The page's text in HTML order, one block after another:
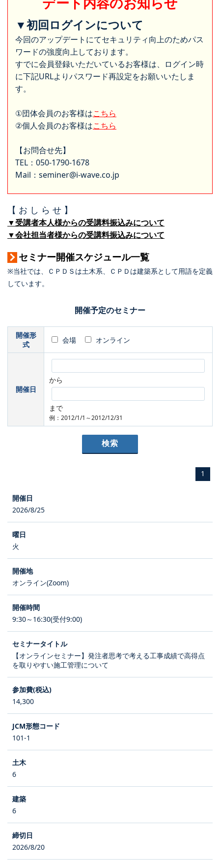
▼初回ログインについて
今回のアップデートにてセキュリティ向上のためパス
ワードの強度向上しております。
すでに会員登録いただいているお客様は、ログイン時
に下記URLよりパスワード再設定をお願いいたしま
す。
①団体会員のお客様はこちら
②個人会員のお客様はこちら
【お問合せ先】
TEL：050-1790-1678
Mail：seminer@i-wave.co.jp
【 お し ら せ 】
▼受講者本人様からの受講料振込みについて
▼会社担当者様からの受講料振込みについて
セミナー開催スケジュール一覧
※当社では、ＣＰＤＳは土木系、ＣＰＤは建築系として用語を定義
しています。
開催予定のセミナー
開催形
式
会場 オンライン
開催日
から
まで
例：2012/1/1～2012/12/31
1
2026/8/25
火
オンライン(Zoom)
9:30～16:30(受付9:00)
【オンラインセミナー】発注者思考で考える工事成績で高得点
を取りやすい施工管理について
14,300
101-1
6
6
2026/8/20